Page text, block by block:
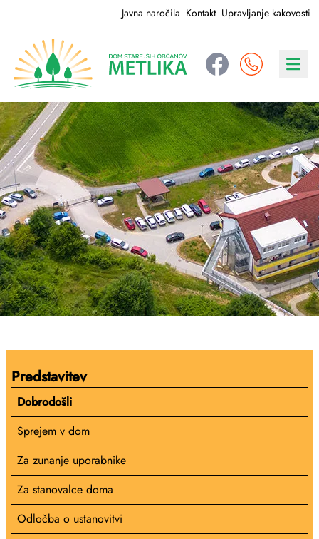
Javna naročila Kontakt Upravljanje kakovosti
Predstavitev
Dobrodošli
Sprejem v dom
Za zunanje uporabnike
Za stanovalce doma
Odločba o ustanovitvi